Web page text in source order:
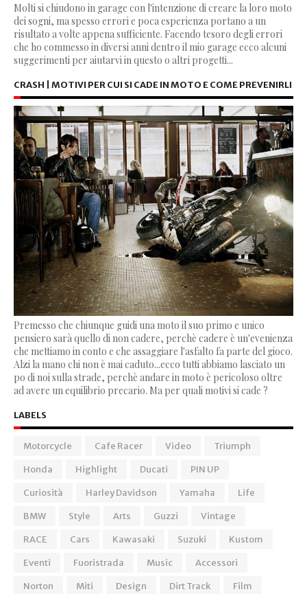
Molti si chiudono in garage con l'intenzione di creare la loro moto
dei sogni, ma spesso errori e poca esperienza portano a un
risultato a volte appena sufficiente. Facendo tesoro degli errori
che ho commesso in diversi anni dentro il mio garage ecco alcuni
suggerimenti per aiutarvi in questo o altri progetti...
CRASH | MOTIVI PER CUI SI CADE IN MOTO E COME PREVENIRLI
Premesso che chiunque guidi una moto il suo primo e unico
pensiero sarà quello di non cadere, perchè cadere è un'evenienza
che mettiamo in conto e che assaggiare l'asfalto fa parte del gioco.
Alzi la mano chi non è mai caduto...ecco tutti abbiamo lasciato un
po di noi sulla strade, perchè andare in moto è pericoloso oltre
ad avere un equilibrio precario. Ma per quali motivi si cade ?
LABELS
Motorcycle Cafe Racer Video
Triumph
Honda
Highlight Ducati
PIN UP
Curiosità
Harley Davidson Yamaha
Life
BMW
Style Arts Guzzi
Vintage
RACE
Cars Kawasaki Suzuki
Kustom
Eventi
Fuoristrada Music
Accessori
Norton
Miti Design Dirt Track
Film